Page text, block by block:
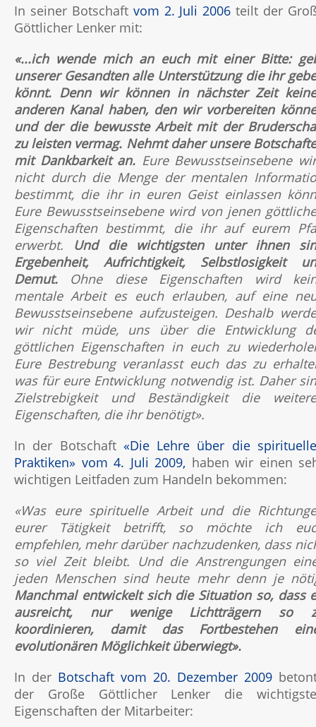
In seiner Botschaft vom 2. Juli 2006teilt der
Göttlicher Lenker mit:
«...ich wende mich an euch mit einer Bitte:
unserer Gesandten alle Unterstützung die ihr
könnt. Denn wir können in nächster Zeit
anderen Kanal haben, den wir vorbereiten
und der die bewusste Arbeit mit der
zu leisten vermag. Nehmt daher unsere
mit Dankbarkeit an. Eure Bewusstseinsebene
nicht durch die Menge der mentalen
bestimmt, die ihr in euren Geist einlassen
Eure Bewusstseinsebene wird von jenen
Eigenschaften bestimmt, die ihr auf eurem
erwerbt. Und die wichtigsten unter ihnen
Ergebenheit, Aufrichtigkeit, Selbstlosigkeit
Demut. Ohne diese Eigenschaften wird
mentale Arbeit es euch erlauben, auf eine
Bewusstseinsebene aufzusteigen. Deshalb
wir nicht müde, uns über die Entwicklung
göttlichen Eigenschaften in euch zu
Eure Bestrebung veranlasst euch das zu
was für eure Entwicklung notwendig ist. Daher
Zielstrebigkeit und Beständigkeit die
Eigenschaften, die ihr benötigt».
In der Botschaft «Die Lehre über die
Praktiken» vom 4. Juli 2009, haben wir einen
wichtigen Leitfaden zum Handeln bekommen:
«Was eure spirituelle Arbeit und die
eurer Tätigkeit betrifft, so möchte ich
empfehlen, mehr darüber nachzudenken, dass
so viel Zeit bleibt. Und die Anstrengungen
jeden Menschen sind heute mehr denn je
Manchmal entwickelt sich die Situation so, dass
ausreicht, nur wenige Lichtträgern so
koordinieren, damit das Fortbestehen
evolutionären Möglichkeit überwiegt».
In der Botschaft vom 20. Dezember 2009
der Große Göttlicher Lenker die
Eigenschaften der Mitarbeiter: